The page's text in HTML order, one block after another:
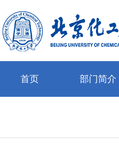
首页 部门简介